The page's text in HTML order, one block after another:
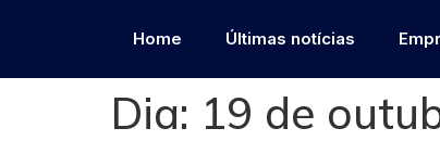
Home Últimas notícias
Dia: 19 de